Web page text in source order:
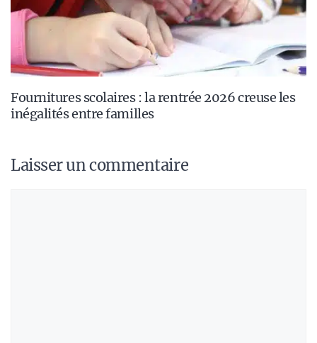
Fournitures scolaires : la rentrée 2026 creuse les
inégalités entre familles
Laisser un commentaire